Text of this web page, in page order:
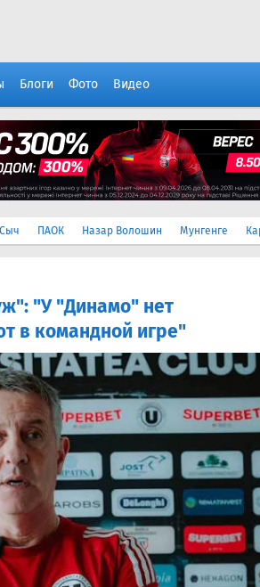
Блоги Фото Видео
Сыч ПАОК Назар Волошин Мунгенге
"У "Динамо" нет
в командной игре"